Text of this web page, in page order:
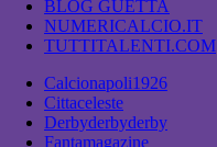
BLOG GUETTA
NUMERICALCIO.IT
TUTTITALENTI.COM
Calcionapoli1926
Cittaceleste
Derbyderbyderby
Fantamagazine